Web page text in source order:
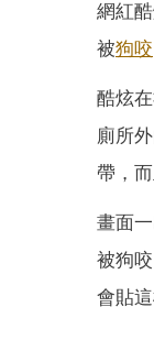
網紅酷
被狗咬
酷炫
廁所
帶，
畫面
被狗
會貼